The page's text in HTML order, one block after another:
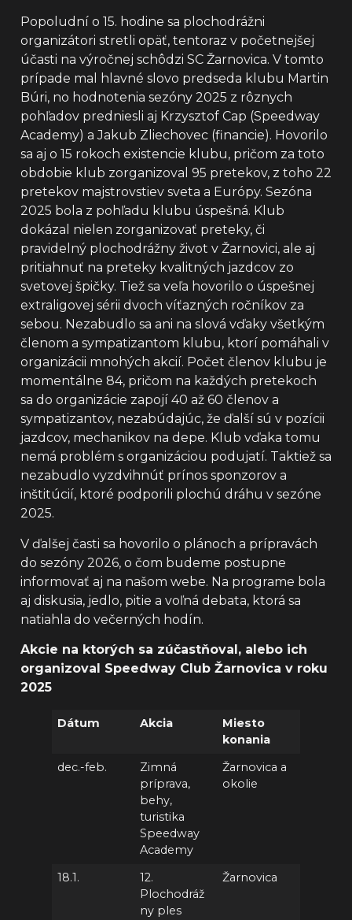
Popoludní o 15. hodine sa plochodrážni
organizátori stretli opäť, tentoraz v početnejšej
účasti na výročnej schôdzi SC Žarnovica. V tomto
prípade mal hlavné slovo predseda klubu Martin
Búri, no hodnotenia sezóny 2025 z rôznych
pohľadov predniesli aj Krzysztof Cap (Speedway
Academy) a Jakub Zliechovec (financie). Hovorilo
sa aj o 15 rokoch existencie klubu, pričom za toto
obdobie klub zorganizoval 95 pretekov, z toho 22
pretekov majstrovstiev sveta a Európy. Sezóna
2025 bola z pohľadu klubu úspešná. Klub
dokázal nielen zorganizovať preteky, či
pravidelný plochodrážny život v Žarnovici, ale aj
pritiahnuť na preteky kvalitných jazdcov zo
svetovej špičky. Tiež sa veľa hovorilo o úspešnej
extraligovej sérii dvoch víťazných ročníkov za
sebou. Nezabudlo sa ani na slová vďaky všetkým
členom a sympatizantom klubu, ktorí pomáhali v
organizácii mnohých akcií. Počet členov klubu je
momentálne 84, pričom na každých pretekoch
sa do organizácie zapojí 40 až 60 členov a
sympatizantov, nezabúdajúc, že ďalší sú v pozícii
jazdcov, mechanikov na depe. Klub vďaka tomu
nemá problém s organizáciou podujatí. Taktiež sa
nezabudlo vyzdvihnúť prínos sponzorov a
inštitúcií, ktoré podporili plochú dráhu v sezóne
2025.
V ďalšej časti sa hovorilo o plánoch a prípravách
do sezóny 2026, o čom budeme postupne
informovať aj na našom webe. Na programe bola
aj diskusia, jedlo, pitie a voľná debata, ktorá sa
natiahla do večerných hodín.
Akcie na ktorých sa zúčastňoval, alebo ich
organizoval Speedway Club Žarnovica v roku
2025
Dátum Akcia
Miesto
konania
dec.-feb.
Zimná
príprava,
behy,
turistika
Speedway
Academy
Žarnovica a
okolie
18.1.
12.
Plochodráž
ny ples
Žarnovica